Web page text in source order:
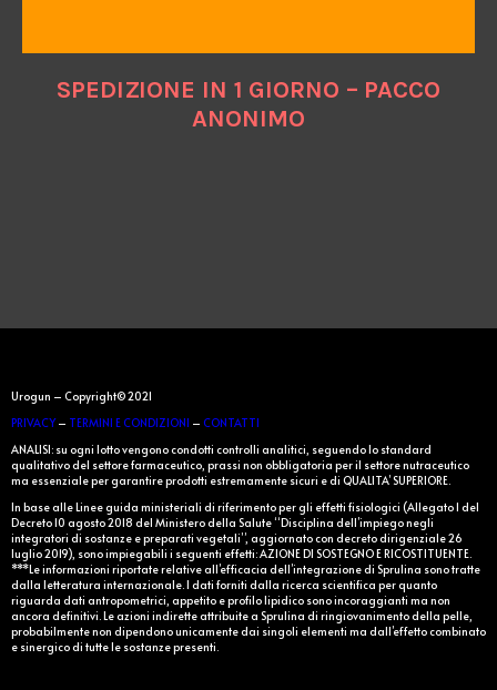
SPEDIZIONE IN 1 GIORNO – PACCO
ANONIMO
Urogun – Copyright© 2021
PRIVACY– TERMINI E CONDIZIONI – CONTATTI
ANALISI: su ogni lotto vengono condotti controlli analitici, seguendo lo standard
qualitativo del settore farmaceutico, prassi non obbligatoria per il settore nutraceutico
ma essenziale per garantire prodotti estremamente sicuri e di QUALITA’ SUPERIORE.
In base alle Linee guida ministeriali di riferimento per gli effetti fisiologici (Allegato 1 del
Decreto 10 agosto 2018 del Ministero della Salute “Disciplina dell’impiego negli
integratori di sostanze e preparati vegetali”, aggiornato con decreto dirigenziale 26
luglio 2019), sono impiegabili i seguenti effetti: AZIONE DI SOSTEGNO E RICOSTITUENTE.
***Le informazioni riportate relative all’efficacia dell’integrazione di Sprulina sono tratte
dalla letteratura internazionale. I dati forniti dalla ricerca scientifica per quanto
riguarda dati antropometrici, appetito e profilo lipidico sono incoraggianti ma non
ancora definitivi. Le azioni indirette attribuite a Sprulina di ringiovanimento della pelle,
probabilmente non dipendono unicamente dai singoli elementi ma dall’effetto combinato
e sinergico di tutte le sostanze presenti.